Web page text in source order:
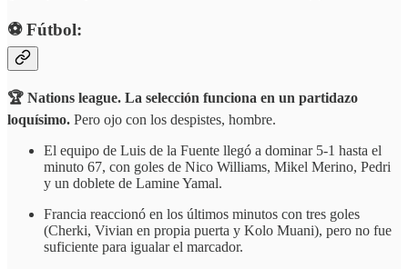
⚽️ Fútbol:
🏆 Nations league. La selección funciona en un partidazo
loquísimo. Pero ojo con los despistes, hombre.
El equipo de Luis de la Fuente llegó a dominar 5-1 hasta el
minuto 67, con goles de Nico Williams, Mikel Merino, Pedri
y un doblete de Lamine Yamal.
Francia reaccionó en los últimos minutos con tres goles
(Cherki, Vivian en propia puerta y Kolo Muani), pero no fue
suficiente para igualar el marcador.